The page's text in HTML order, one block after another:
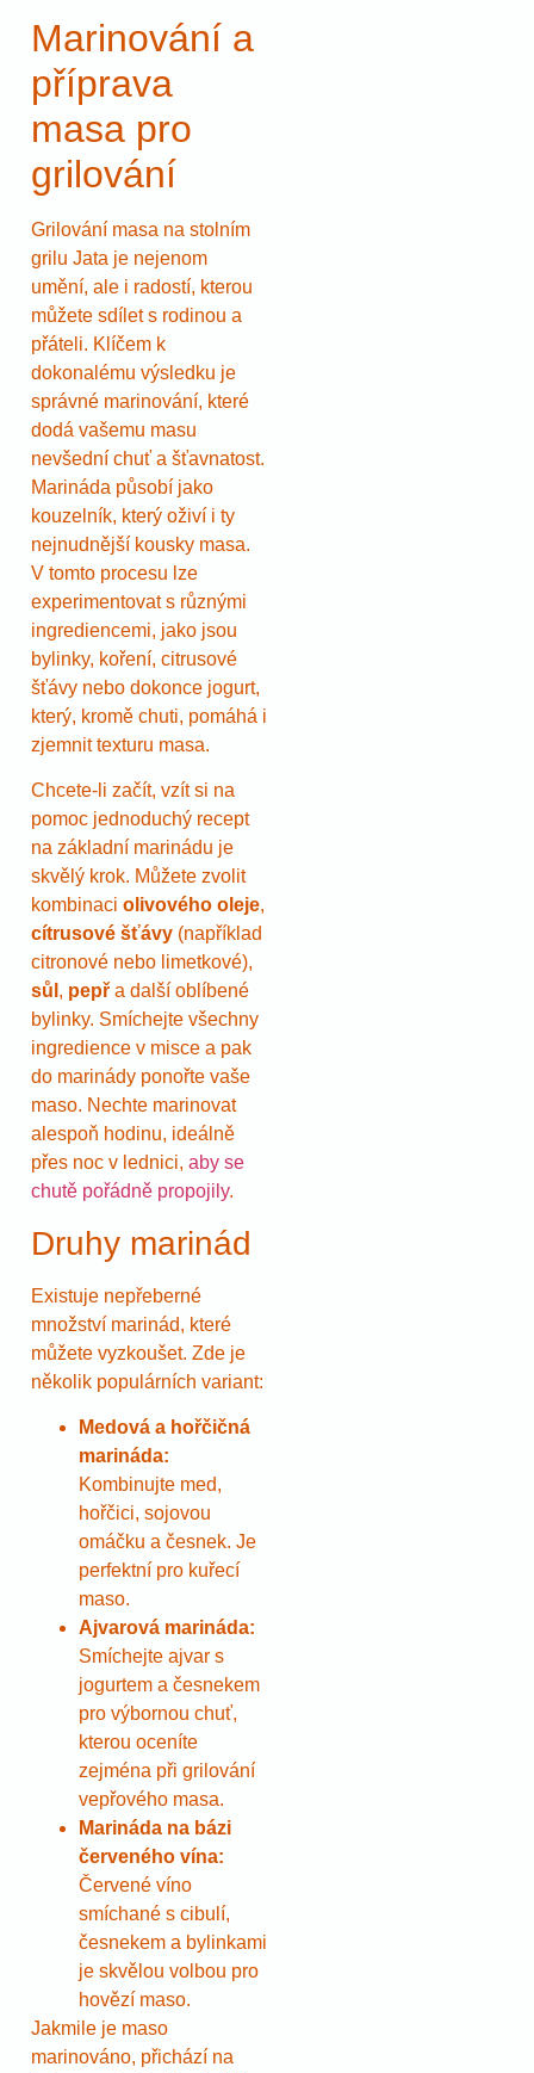
Marinování a
příprava
masa pro
grilování
Grilování masa na stolním
grilu Jata je nejenom
umění, ale i radostí, kterou
můžete sdílet s rodinou a
přáteli. Klíčem k
dokonalému výsledku je
správné marinování, které
dodá vašemu masu
nevšední chuť a šťavnatost.
Marináda působí jako
kouzelník, který oživí i ty
nejnudnější kousky masa.
V tomto procesu lze
experimentovat s různými
ingrediencemi, jako jsou
bylinky, koření, citrusové
šťávy nebo dokonce jogurt,
který, kromě chuti, pomáhá i
zjemnit texturu masa.
Chcete-li začít, vzít si na
pomoc jednoduchý recept
na základní marinádu je
skvělý krok. Můžete zvolit
kombinaci olivového oleje,
cítrusové šťávy (například
citronové nebo limetkové),
sůl , pepř a další oblíbené
bylinky. Smíchejte všechny
ingredience v misce a pak
do marinády ponořte vaše
maso. Nechte marinovat
alespoň hodinu, ideálně
přes noc v lednici, aby se
chutě pořádně propojily.
Druhy marinád
Existuje nepřeberné
množství marinád, které
můžete vyzkoušet. Zde je
několik populárních variant:
Medová a hořčičná
marináda:
Kombinujte med,
hořčici, sojovou
omáčku a česnek. Je
perfektní pro kuřecí
maso.
Ajvarová marináda:
Smíchejte ajvar s
jogurtem a česnekem
pro výbornou chuť,
kterou oceníte
zejména při grilování
vepřového masa.
Marináda na bázi
červeného vína:
Červené víno
smíchané s cibulí,
česnekem a bylinkami
je skvělou volbou pro
hovězí maso.
Jakmile je maso
marinováno, přichází na